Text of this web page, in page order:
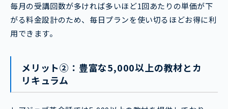
毎月の受講回数が多ければ多いほど1回あたりの単価が下
がる料金設計のため、毎日プランを使い切るほどお得に利
用できます。
メリット②：豊富な5,000以上の教材とカ
リキュラム